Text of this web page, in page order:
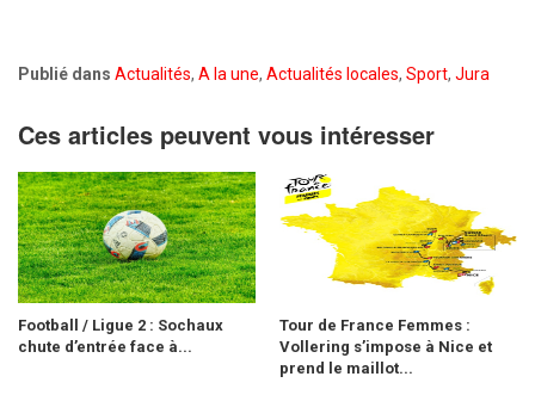
Publié dans Actualités, A la une, Actualités locales, Sport, Jura
Ces articles peuvent vous intéresser
Football / Ligue 2 : Sochaux
chute d’entrée face à...
Tour de France Femmes :
Vollering s’impose à Nice et
prend le maillot...